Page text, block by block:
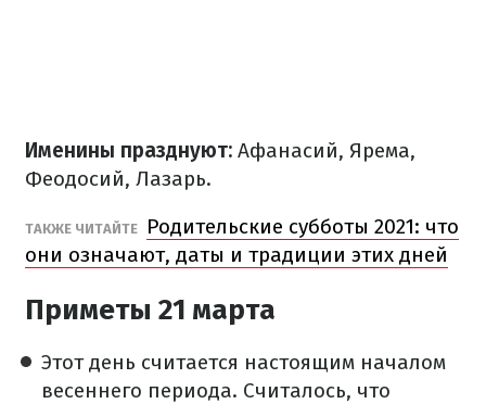
Именины празднуют: Афанасий, Ярема,
Феодосий, Лазарь.
ТАКЖЕ ЧИТАЙТЕ
Родительские субботы 2021: что
они означают, даты и традиции этих дней
Приметы 21 марта
Этот день считается настоящим началом
весеннего периода. Считалось, что